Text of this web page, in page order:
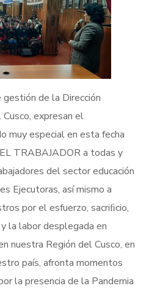
gestión de la Dirección
expresan el
muy especial en esta fecha
TRABAJADOR a todas y
del sector educación
Ejecutoras, así mismo a
por el esfuerzo, sacriﬁcio,
la labor desplegada en
nuestra Región del Cusco, en
país, afronta momentos
la presencia de la Pandemia